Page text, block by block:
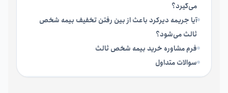
می‌گیرد؟
آیا جریمه دیرکرد باعث از بین رفتن تخفیف بیمه شخص
ثالث می‌شود؟
فرم مشاوره خرید بیمه شخص ثالث
سوالات متداول